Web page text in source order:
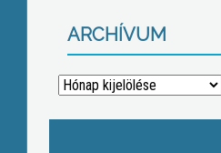
ARCHÍVUM
Archívum